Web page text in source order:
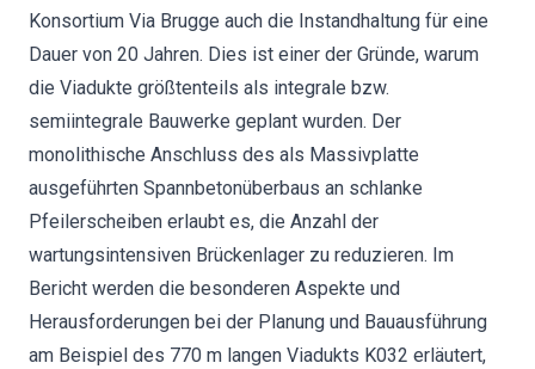
Konsortium Via Brugge auch die Instandhaltung für eine
Dauer von 20 Jahren. Dies ist einer der Gründe, warum
die Viadukte größtenteils als integrale bzw.
semiintegrale Bauwerke geplant wurden. Der
monolithische Anschluss des als Massivplatte
ausgeführten Spannbetonüberbaus an schlanke
Pfeilerscheiben erlaubt es, die Anzahl der
wartungsintensiven Brückenlager zu reduzieren. Im
Bericht werden die besonderen Aspekte und
Herausforderungen bei der Planung und Bauausführung
am Beispiel des 770 m langen Viadukts K032 erläutert,